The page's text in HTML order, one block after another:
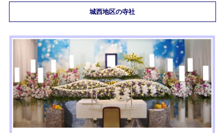
城西地区の寺社